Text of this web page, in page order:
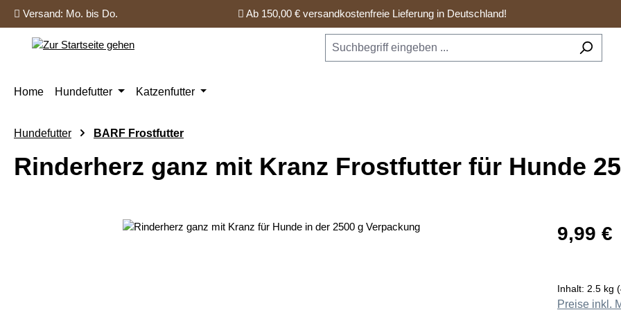
Hauptinhalt springen
Zur Suche springen
Zur Hauptnavigation springen
Versand: Mo. bis Do. Ab 150,00 € versandkostenfreie Lieferung in Deutschland!
Home Hundefutter Katzenfutter
Hundefutter BARF Frostfutter
Rinderherz ganz mit Kranz Frostfutter für Hunde
Bildergalerie überspringen Regulärer
9,99 €
Inhalt: 2.5 kg
Preise inkl.